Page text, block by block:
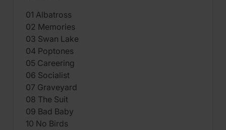
01 Albatross
02 Memories
03 Swan Lake
04 Poptones
05 Careering
06 Socialist
07 Graveyard
08 The Suit
09 Bad Baby
10 No Birds